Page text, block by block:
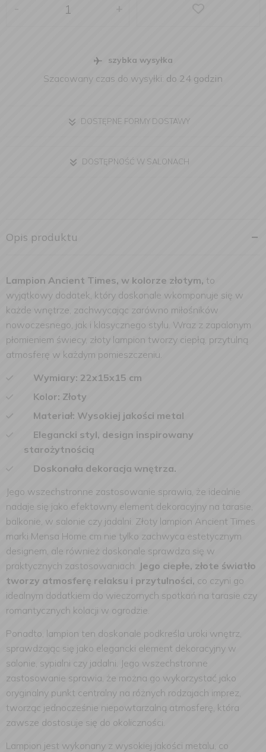
- +
szybka wysyłka
Szacowany czas do wysyłki: do 24 godzin
DOSTĘPNE FORMY DOSTAWY
DOSTĘPNOŚĆ W SALONACH
Opis produktu
Lampion Ancient Times, w kolorze złotym, to
wyjątkowy dodatek, który doskonale wkomponuje się w
każde wnętrze, zachwycając zarówno miłośników
nowoczesnego, jak i klasycznego stylu. Wraz z zapalonym
płomieniem świecy, złoty lampion tworzy ciepłą, przytulną
atmosferę w każdym pomieszczeniu.
Wymiary: 22x15x15 cm
Kolor: Złoty
Materiał: Wysokiej jakości metal
Elegancki styl, design inspirowany
starożytnością
Doskonała dekoracja wnętrza.
Jego wszechstronne zastosowanie sprawia, że idealnie
nadaje się jako efektowny element dekoracyjny na tarasie,
balkonie, w salonie czy jadalni. Złoty lampion Ancient Times
marki Mensa Home cm nie tylko zachwyca estetycznym
designem, ale również doskonale sprawdza się w
praktycznych zastosowaniach. Jego ciepłe, złote światło
tworzy atmosferę relaksu i przytulności, co czyni go
idealnym dodatkiem do wieczornych spotkań na tarasie czy
romantycznych kolacji w ogrodzie.
Ponadto, lampion ten doskonale podkreśla uroki wnętrz,
sprawdzając się jako elegancki element dekoracyjny w
salonie, sypialni czy jadalni. Jego wszechstronne
zastosowanie sprawia, że można go wykorzystać jako
oryginalny punkt centralny na różnych rodzajach imprez,
tworząc jednocześnie niepowtarzalną atmosferę, która
zawsze dostosuje się do okoliczności.
Lampion jest wykonany z wysokiej jakości metalu, co